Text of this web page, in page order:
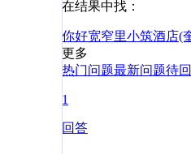
在结果中找：
你好宽窄里小筑酒店(
更多
热门问题最新问题待
1
回答